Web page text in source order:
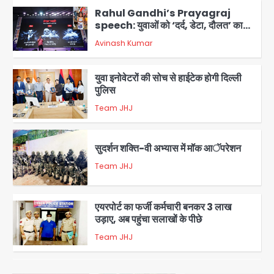
3
युवा इनोवेटरों की सोच से हाईटेक होगी दिल्ली
पुलिस
Team JHJ
4
सुदर्शन शक्ति-वी अभ्यास में मॉक आॅपरेशन
Team JHJ
5
एयरपोर्ट का फर्जी कर्मचारी बनकर 3 लाख
उड़ाए, अब पहुंचा सलाखों के पीछे
1
Noida Sector-49: सेक्टर-49 में 18
साल की मेड ने की खुदकुशी, शरीर पर नहीं मिली
कोई बाहरी
Avinash Kumar